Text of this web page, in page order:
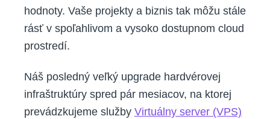
hodnoty. Vaše projekty a biznis tak môžu stále
rásť v spoľahlivom a vysoko dostupnom cloud
prostredí.
Náš posledný veľký upgrade hardvérovej
infraštruktúry spred pár mesiacov, na ktorej
prevádzkujeme služby Virtuálny server (VPS)